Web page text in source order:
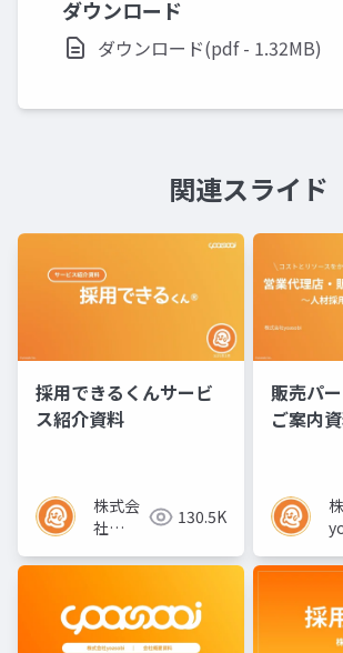
ダウンロード
ダウンロード(pdf - 1.32MB)
関連スライド
採用できるくんサービ
ス紹介資料
株式会
社
130.5K
販売パ
ご案内